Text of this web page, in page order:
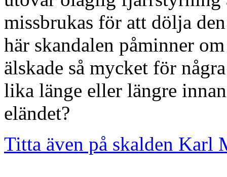
missbrukas för att dölja
här skandalen påminner
älskade så mycket för
lika länge eller längre
eländet?
Titta även på skalden Karl